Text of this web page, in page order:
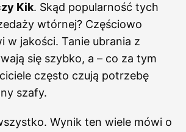
Kik. Skąd popularność tych
wtórnej? Częściowo
w jakości. Tanie ubrania z
się szybko, a – co za tym
często czują potrzebę
szafy.
Wynik ten wiele mówi o